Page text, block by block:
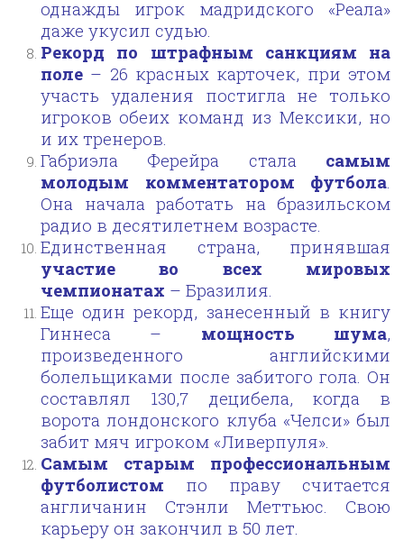
однажды игрок мадридского «Реала»
даже укусил судью.
Рекорд по штрафным санкциям на
поле – 26 красных карточек, при этом
участь удаления постигла не только
игроков обеих команд из Мексики, но
и их тренеров.
Габриэла Ферейра стала самым
молодым комментатором футбола
Она начала работать на бразильском
радио в десятилетнем возрасте.
Единственная страна, принявшая
участие во всех мировых
чемпионатах – Бразилия.
Еще один рекорд, занесенный в книгу
Гиннеса – мощность шума,
произведенного английскими
болельщиками после забитого гола. Он
составлял 130,7 децибела, когда в
ворота лондонского клуба «Челси» был
забит мяч игроком «Ливерпуля».
Самым старым профессиональным
футболистом по праву считается
англичанин Стэнли Меттьюс. Свою
карьеру он закончил в 50 лет.